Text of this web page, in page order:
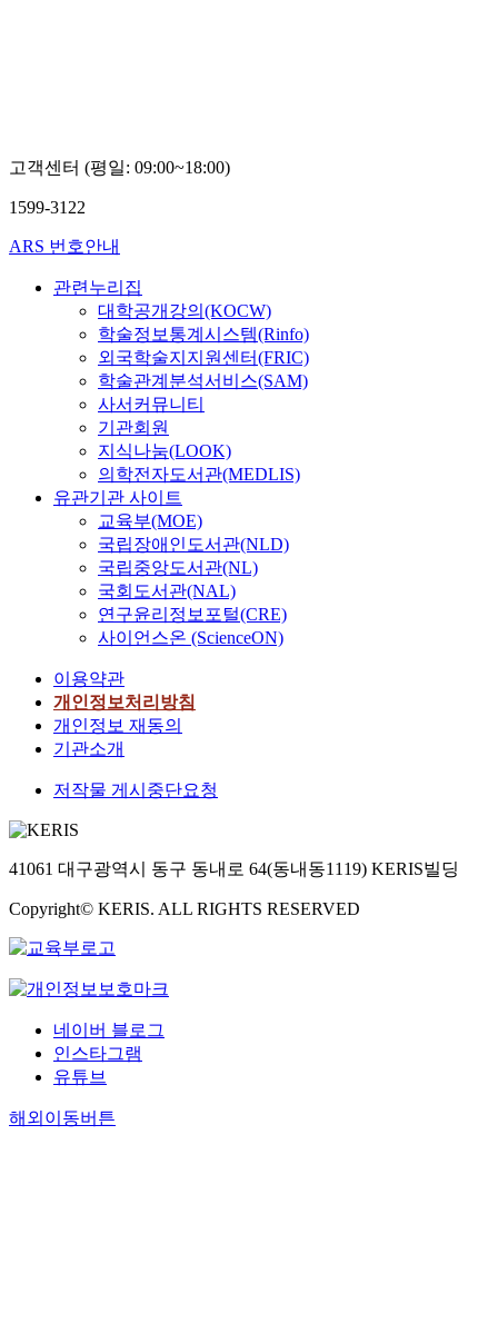
고객센터 (평일: 09:00~18:00)
1599-3122
ARS 번호안내
관련누리집
대학공개강의(KOCW)
학술정보통계시스템(Rinfo)
외국학술지지원센터(FRIC)
학술관계분석서비스(SAM)
사서커뮤니티
기관회원
지식나눔(LOOK)
의학전자도서관(MEDLIS)
유관기관 사이트
교육부(MOE)
국립장애인도서관(NLD)
국립중앙도서관(NL)
국회도서관(NAL)
연구윤리정보포털(CRE)
사이언스온 (ScienceON)
이용약관
개인정보처리방침
개인정보 재동의
기관소개
저작물 게시중단요청
41061 대구광역시 동구 동내로 64(동내동1119) KERIS빌딩
Copyright© KERIS. ALL RIGHTS RESERVED
네이버 블로그
인스타그램
유튜브
해외이동버튼